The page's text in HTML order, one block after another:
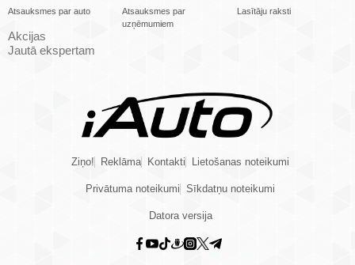
Atsauksmes par auto
Atsauksmes par
uzņēmumiem
Lasītāju raksti
Akcijas
Jautā ekspertam
Ziņo! Reklāma Kontakti Lietošanas noteikumi
Privātuma noteikumi Sīkdatņu noteikumi
Datora versija